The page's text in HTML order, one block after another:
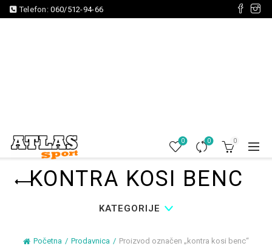
Telefon:060/512-94-66
0 0 0
KONTRA KOSI BENC
KATEGORIJE
Početna Prodavnica Proizvod označen „kontra kosi benc“